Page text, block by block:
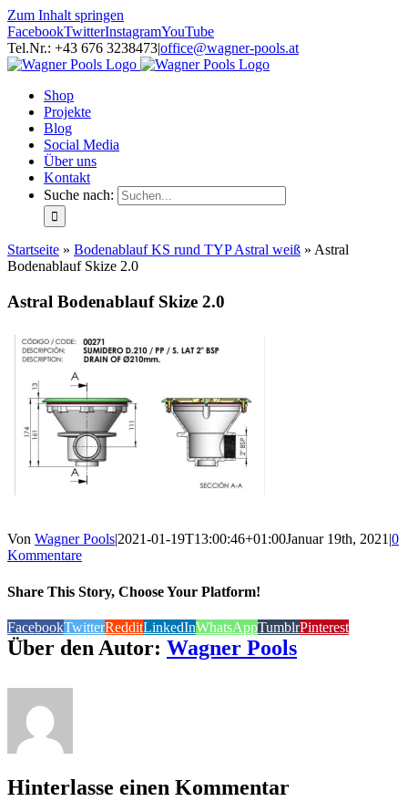
Zum Inhalt springen
FacebookTwitterInstagramYouTube
Tel.Nr.: +43 676 3238473|office@wagner-pools.at
Shop
Projekte
Blog
Social Media
Über uns
Kontakt
Suche nach:
Startseite » Bodenablauf KS rund TYP Astral weiß » Astral
Bodenablauf Skize 2.0
Astral Bodenablauf Skize 2.0
Von Wagner Pools|2021-01-19T13:00:46+01:00Januar 19th, 2021|0
Kommentare
Share This Story, Choose Your Platform!
FacebookTwitterRedditLinkedInWhatsAppTumblrPinterest
Über den Autor: Wagner Pools
Hinterlasse einen Kommentar